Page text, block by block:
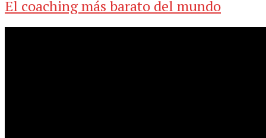
El coaching más barato del mundo